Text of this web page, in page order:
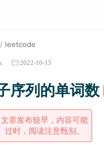
leetcode
2022-10-15
序列的单词数
文章发布较早，内容可能
过时，阅读注意甄别。